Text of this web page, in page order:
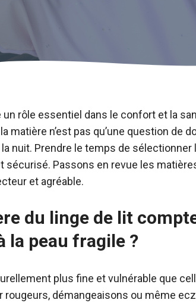
rôle essentiel dans le confort et la
matière n’est pas qu’une question de
nuit. Prendre le temps de sélectionner
sécurisé. Passons en revue les
et agréable.
du linge de lit
la peau fragile ?
plus fine et vulnérable que
rougeurs, démangeaisons ou même